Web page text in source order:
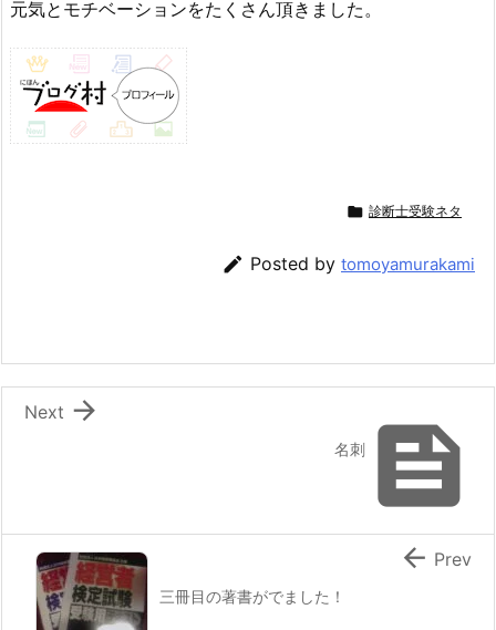
元気とモチベーションをたくさん頂きました。
 診断士受験ネタ
 Posted by tomoyamurakami

名刺

Next
三冊目の著書がでました！
 Prev